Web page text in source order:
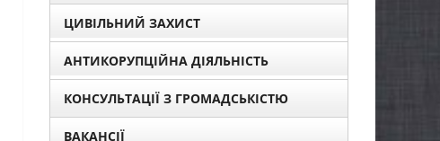
ЦИВІЛЬНИЙ ЗАХИСТ
АНТИКОРУПЦІЙНА ДІЯЛЬНІСТЬ
КОНСУЛЬТАЦІЇ З ГРОМАДСЬКІСТЮ
ВАКАНСІЇ